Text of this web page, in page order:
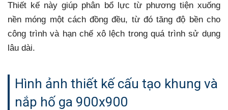
Thiết kế này giúp phân bổ lực từ phương tiện xuống
nền móng một cách đồng đều, từ đó tăng độ bền cho
công trình và hạn chế xô lệch trong quá trình sử dụng
lâu dài.
Hình ảnh thiết kế cấu tạo khung và
nắp hố ga 900x900